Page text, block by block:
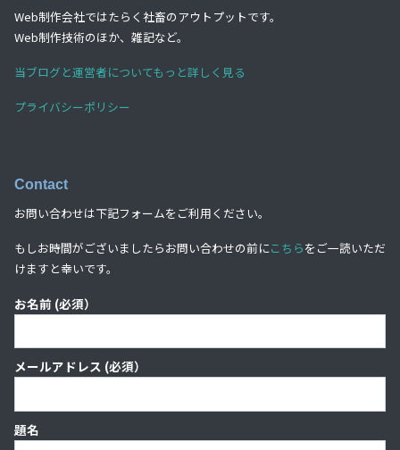
Web制作会社ではたらく社畜のアウトプットです。
Web制作技術のほか、雑記など。
当ブログと運営者についてもっと詳しく見る
プライバシーポリシー
Contact
お問い合わせは下記フォームをご利用ください。
もしお時間がございましたらお問い合わせの前にこちらをご一読いただ
けますと幸いです。
お名前 (必須）
メールアドレス (必須）
題名